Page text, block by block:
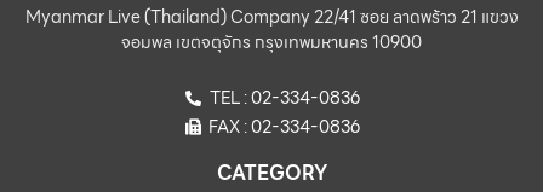
Myanmar Live (Thailand) Company 22/41 ซอย ลาดพร้าว 21 แขวง
จอมพล เขตจตุจักร กรุงเทพมหานคร 10900
TEL : 02-334-0836
FAX : 02-334-0836
CATEGORY